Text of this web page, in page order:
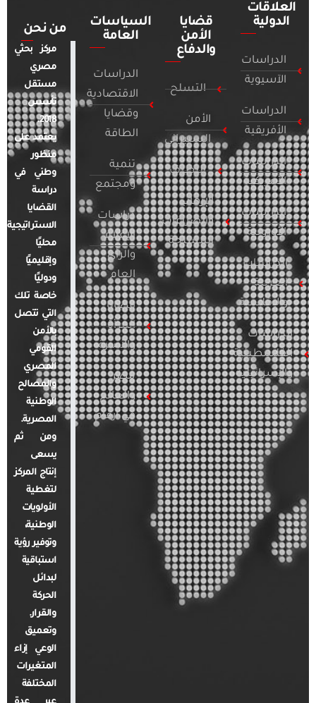
العلاقات
الدولية
الدراسات
الآسيوية
الدراسات
الأفريقية
الدراسات
الأمريكية
الدراسات
الأوروبية
الدراسات
العربية
والإقليمية
الدراسات
الفلسطينية
والإسرائيلية
قضايا
الأمن
والدفاع
التسلح
الأمن
السيبراني
التطرف
الإرهاب
والصراعات
المسلحة
السياسات
العامة
الدراسات
الاقتصادية
وقضايا
الطاقة
تنمية
ومجتمع
دراسات
الإعلام
والرأي
العام
قضايا
المرأة
والأسرة
مصر
والعالم
في أرقام
من نحن
مركز بحثي
مصري
مستقل
تأسس
2018.
يعتمد على
منظور
وطني في
دراسة
القضايا
الاستراتيجية
محليًا
وإقليميًا
ودوليًا
خاصة تلك
التي تتصل
بالأمن
القومي
المصري
والمصالح
الوطنية
المصرية.
ومن ثم
يسعى
إنتاج المركز
لتغطية
الأولويات
الوطنية،
وتوفير رؤية
استباقية
لبدائل
الحركة
والقرار.
وتعميق
الوعي إزاء
المتغيرات
المختلفة